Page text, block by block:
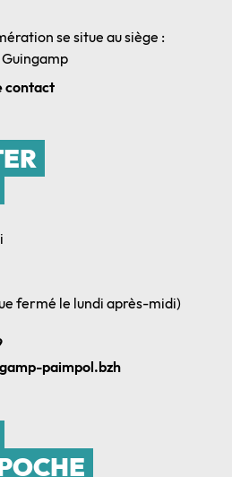
se situe au siège :
Guingamp
contact
fermé le lundi après-midi)
paimpol.bzh